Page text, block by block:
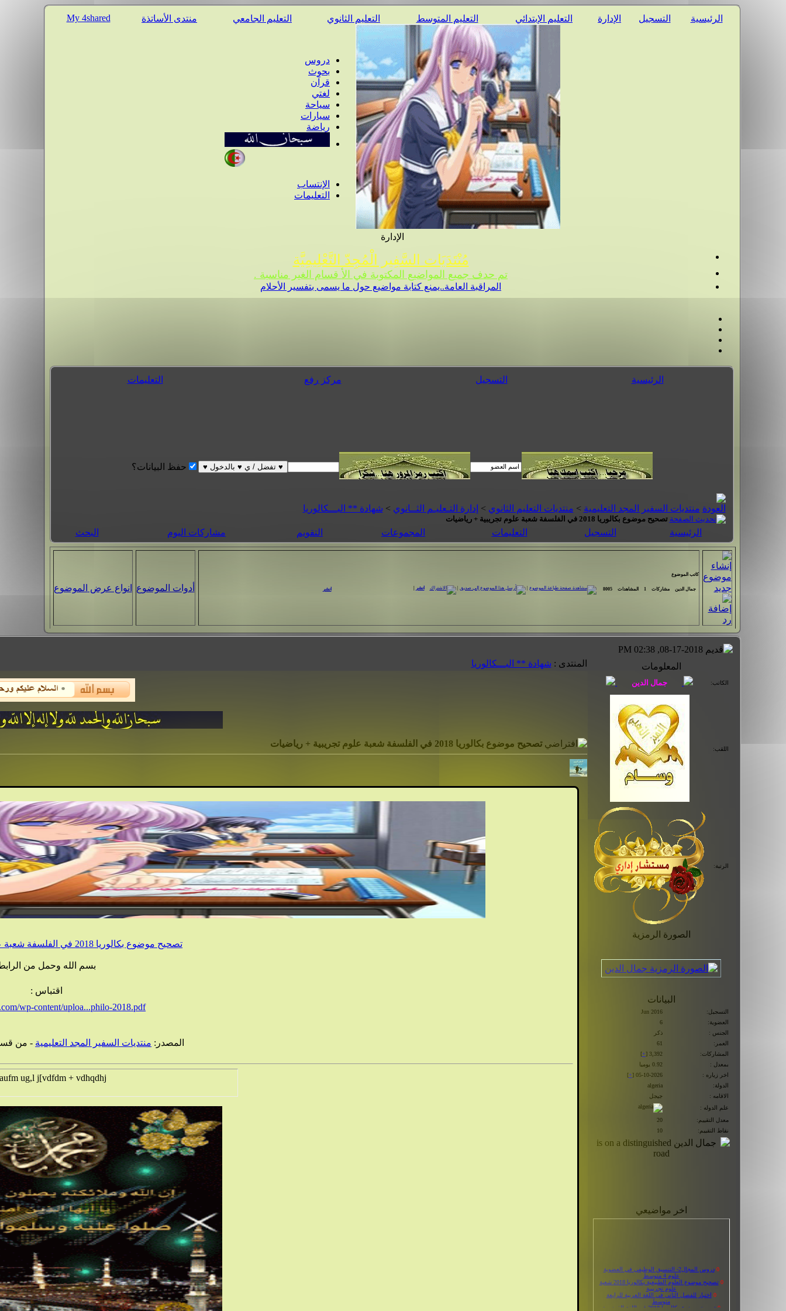
الرئيسية التسجيل الإدارة التعليم الإبتدائي التعليم المتوسط التعليم الثانوي التعليم الجامعي منتدى الأساتذة My 4shared
دروس
بحوث
قرآن
لغتي
سياحة
سيارات
رياضة
الإنتساب
التعليمات
الإدارة
مُنْتَدَيَات السَّفِير الْمُجِدّ التَّعْلِيمِيَّة
تم حدف جميع المواضيع المكتوبة في الأ قسام الغير مناسبة .
المراقبة العامة..يمنع كتابة مواضيع حول ما يسمى بتفسير الأحلام
الرئيسية التسجيل مركز رفع التعليمات
حفظ البيانات؟
منتديات السفير المجد التعليمية > منتديات التعليم الثانوي > إدارة التـعليـم الثــانوي > شهادة ** البـــكالوريا
تصحيح موضوع بكالوريا 2018 في الفلسفة شعبة علوم تجريبية + رياضيات
الرئيسية التسجيل التعليمات المجموعات التقويم مشاركات اليوم البحث
كاتب الموضوع
جمال الدين مشاركات 1 المشاهدات 8005
| انشر انشر أدوات الموضوع انواع عرض الموضوع
المعلومات
الكاتب:
اللقب:
الرتبة:
الصورة الرمزية
البيانات
التسجيل:
Jun 2016
العضوية:
6
الجنس :
ذكر
العمر:
61
المشاركات:
3,392 [
+
]
بمعدل :
0.92 يوميا
اخر زياره :
05-10-2026 [
+
]
الدولة:
algeria
الاقامه :
جيجل
علم الدوله :
معدل التقييم:
20
نقاط التقييم:
10
اخر مواضيعي
تصحيح موضوع العلوم الطبيعية بكالوريا 2018 شعبة
علوم تجريبية
0 اختبار للفصل الثاني في اللغة العربية للرابعة
متوسط
تصحيح موضوع بكالوريا 2018 في اللغة الفرنسية
شعب علمية
0 وضعيات ادماجية في جميع المواد رابعة متوسط
المنتدى : شهادة ** البـــكالوريا
تصحيح موضوع بكالوريا 2018 في الفلسفة شعبة علوم تجريبية + رياضيات
تصحيح موضوع بكالوريا 2018 في الفلسفة شعبة علوم تجريبية + رياضيات
بسم الله وحمل من
اقتباس :
wp-content/uploa...philo-2018.pdf
المصدر: منتديات السفير المجد التعليمية - من
ug,l j[vdfdm + vdhqdhj